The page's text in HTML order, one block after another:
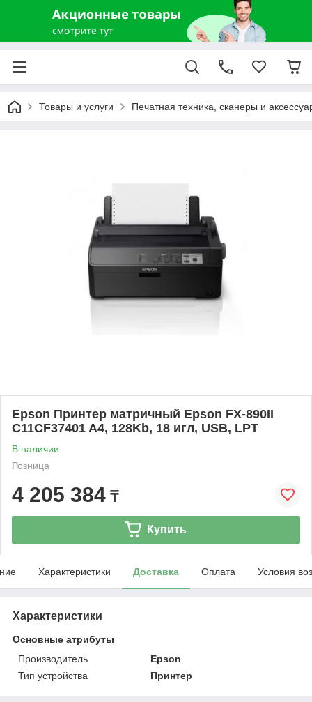
Товары и услуги Печатная техника, сканеры и
Epson Принтер матричный Epson FX-890II
C11CF37401 A4, 128Kb, 18 игл, USB, LPT
В наличии
Розница
4 205 384 ₸
Купить
Характеристики Доставка Оплата Условия
Характеристики
Основные атрибуты
Производитель
Epson
Тип устройства
Принтер